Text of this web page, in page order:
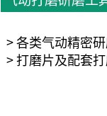
> 各类气动精密
> 打磨片及配套